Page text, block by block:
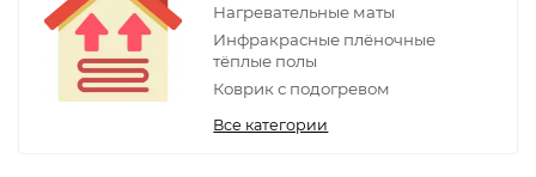
Нагревательные маты
Инфракрасные плёночные
тёплые полы
Коврик с подогревом
Все категории